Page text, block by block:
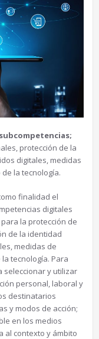
protección de la
digitales, medidas
la tecnología.
finalidad el
digitales
la protección de
de la identidad
medidas de
tecnología. Para
seleccionar y utilizar
personal, laboral y
destinatarios
y modos de acción;
en los medios
al contexto y ámbito